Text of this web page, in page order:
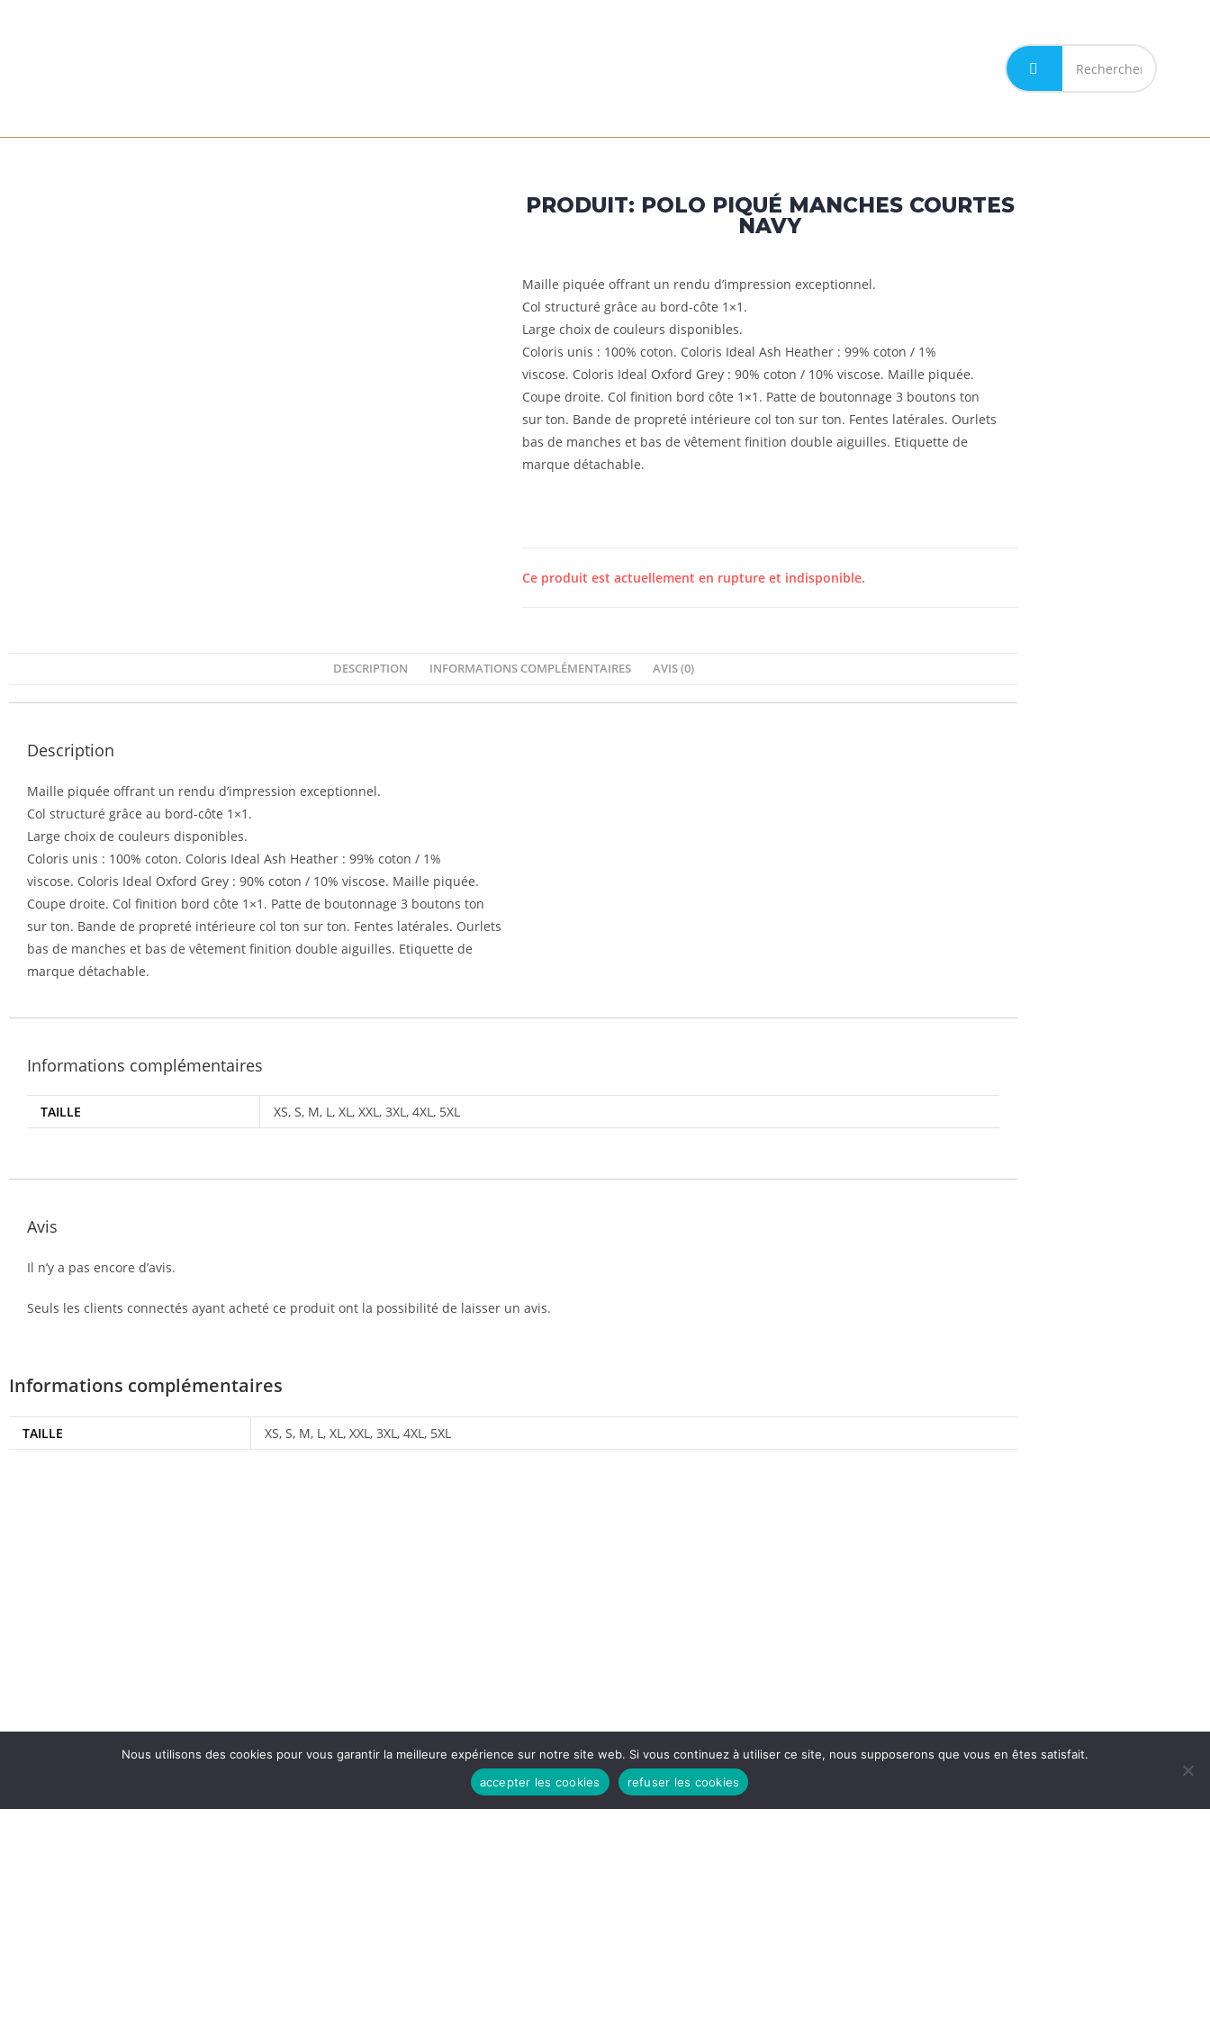
PRODUIT: POLO PIQUÉ MANCHES COURTES
NAVY
Maille piquée offrant un rendu d’impression exceptionnel.
Col structuré grâce au bord-côte 1×1.
Large choix de couleurs disponibles.
Coloris unis : 100% coton. Coloris Ideal Ash Heather : 99% coton / 1%
viscose. Coloris Ideal Oxford Grey : 90% coton / 10% viscose. Maille piquée.
Coupe droite. Col finition bord côte 1×1. Patte de boutonnage 3 boutons ton
sur ton. Bande de propreté intérieure col ton sur ton. Fentes latérales. Ourlets
bas de manches et bas de vêtement finition double aiguilles. Etiquette de
marque détachable.
Ce produit est actuellement en rupture et indisponible.
DESCRIPTION INFORMATIONS COMPLÉMENTAIRES AVIS (0)
Description
Maille piquée offrant un rendu d’impression exceptionnel.
Col structuré grâce au bord-côte 1×1.
Large choix de couleurs disponibles.
Coloris unis : 100% coton. Coloris Ideal Ash Heather : 99% coton / 1%
viscose. Coloris Ideal Oxford Grey : 90% coton / 10% viscose. Maille piquée.
Coupe droite. Col finition bord côte 1×1. Patte de boutonnage 3 boutons ton
sur ton. Bande de propreté intérieure col ton sur ton. Fentes latérales. Ourlets
bas de manches et bas de vêtement finition double aiguilles. Etiquette de
marque détachable.
Informations complémentaires
TAILLE XS, S, M, L, XL, XXL, 3XL, 4XL, 5XL
Avis
Il n’y a pas encore d’avis.
Seuls les clients connectés ayant acheté ce produit ont la possibilité de laisser un avis.
Informations complémentaires
TAILLE XS, S, M, L, XL, XXL, 3XL, 4XL, 5XL
HEURES D'OUVERTURES
Lundi - Vendredi:
Nous utilisons des cookies pour vous garantir la meilleure expérience sur notre site web. Si vous continuez à utiliser ce site, nous supposerons que vous en êtes satisfait.
accepter les cookies
refuser les cookies